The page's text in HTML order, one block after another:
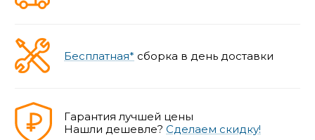
Бесплатная* сборка в день доставки
Гарантия лучшей цены
Нашли дешевле? Сделаем скидку!